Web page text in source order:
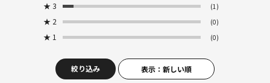
★ 3 (1)
★ 2 (0)
★ 1 (0)
絞り込み 表示：新しい順